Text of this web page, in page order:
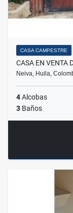
CASA CAMPESTRE
CASA EN VENTA
Neiva, Huila,
4Alcobas
3 Baños